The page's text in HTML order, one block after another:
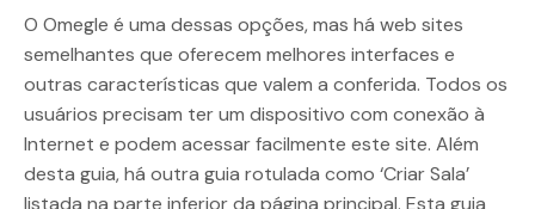
O Omegle é uma dessas opções, mas há web sites
semelhantes que oferecem melhores interfaces e
outras características que valem a conferida. Todos os
usuários precisam ter um dispositivo com conexão à
Internet e podem acessar facilmente este site. Além
desta guia, há outra guia rotulada como ‘Criar Sala’
listada na parte inferior da página principal. Esta guia